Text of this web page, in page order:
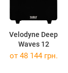
Velodyne Deep
Waves 12
от 48 144 грн.